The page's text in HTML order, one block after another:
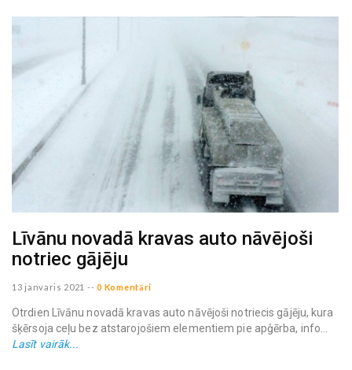
Līvānu novadā kravas auto nāvējoši
notriec gājēju
13 janvaris 2021 -- 0 Komentāri
Otrdien Līvānu novadā kravas auto nāvējoši notriecis gājēju, kura
šķērsoja ceļu bez atstarojošiem elementiem pie apģērba, info...
Lasīt vairāk...